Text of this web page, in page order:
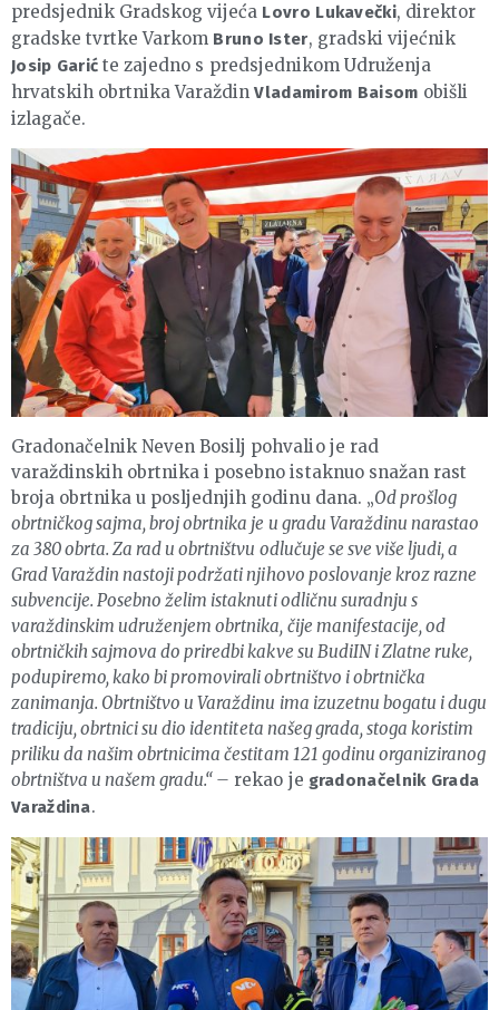
predsjednik Gradskog vijeća Lovro Lukavečki, direktor
gradske tvrtke Varkom Bruno Ister, gradski vijećnik
Josip Garić te zajedno s predsjednikom Udruženja
hrvatskih obrtnika VaraždinVladamirom Baisom obišli
izlagače.
Gradonačelnik Neven Bosilj pohvalio je rad
varaždinskih obrtnika i posebno istaknuo snažan rast
broja obrtnika u posljednjih godinu dana. „Od prošlog
obrtničkog sajma, broj obrtnika je u gradu Varaždinu narastao
za 380 obrta. Za rad u obrtništvu odlučuje se sve više ljudi, a
Grad Varaždin nastoji podržati njihovo poslovanje kroz razne
subvencije. Posebno želim istaknuti odličnu suradnju s
varaždinskim udruženjem obrtnika, čije manifestacije, od
obrtničkih sajmova do priredbi kakve su BudiIN i Zlatne ruke,
podupiremo, kako bi promovirali obrtništvo i obrtnička
zanimanja. Obrtništvo u Varaždinu ima izuzetnu bogatu i dugu
tradiciju, obrtnici su dio identiteta našeg grada, stoga koristim
priliku da našim obrtnicima čestitam 121 godinu organiziranog
obrtništva u našem gradu.“ – rekao je gradonačelnik Grada
Varaždina.